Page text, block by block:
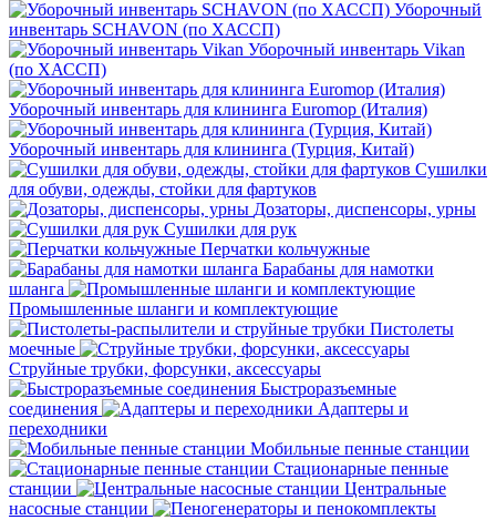
Уборочный
инвентарь SCHAVON (по ХАССП)
Уборочный инвентарь Vikan
(по ХАССП)
Уборочный инвентарь для клининга Euromop (Италия)
Уборочный инвентарь для клининга (Турция, Китай)
Сушилки
для обуви, одежды, стойки для фартуков
Дозаторы, диспенсоры, урны
Сушилки для рук
Перчатки кольчужные
Барабаны для намотки
шланга
Промышленные шланги и комплектующие
Пистолеты
моечные
Струйные трубки, форсунки, аксессуары
Быстроразъемные
соединения
Адаптеры и
переходники
Мобильные пенные станции
Стационарные пенные
станции
Центральные
насосные станции